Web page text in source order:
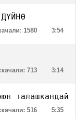
3:54
1580
3:14
713
талашкандай
5:35
516